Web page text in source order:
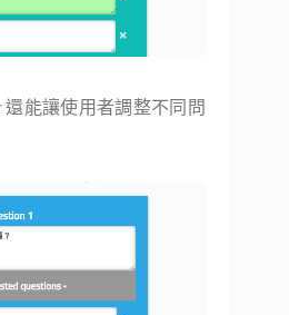
還能讓使用者調整不同問